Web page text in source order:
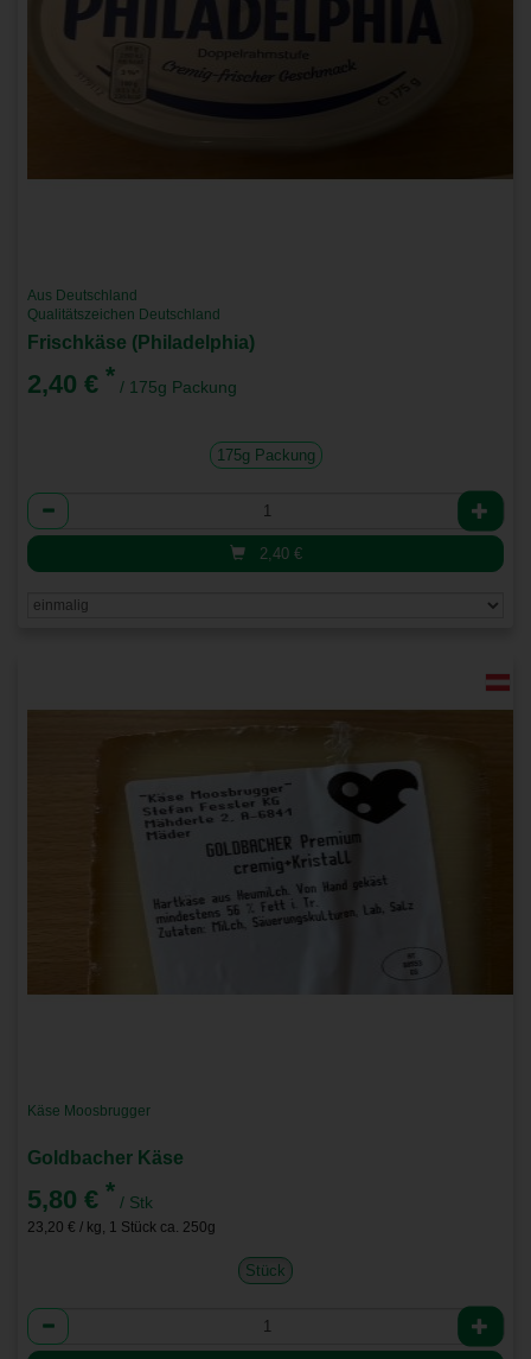
Aus Deutschland
Qualitätszeichen Deutschland
Frischkäse (Philadelphia)
2,40 € * / 175g Packung
175g Packung
Anzahl
2,40 €
Käse Moosbrugger
Goldbacher Käse
5,80 € * / Stk
23,20 € / kg, 1 Stück ca. 250g
Stück
Anzahl